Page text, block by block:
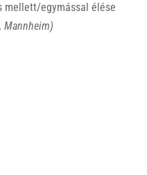
mellett/egymással élése
Mannheim)